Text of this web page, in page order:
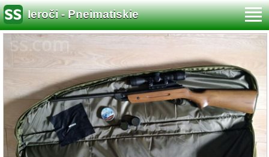
Ieroči - Pneimatiskie